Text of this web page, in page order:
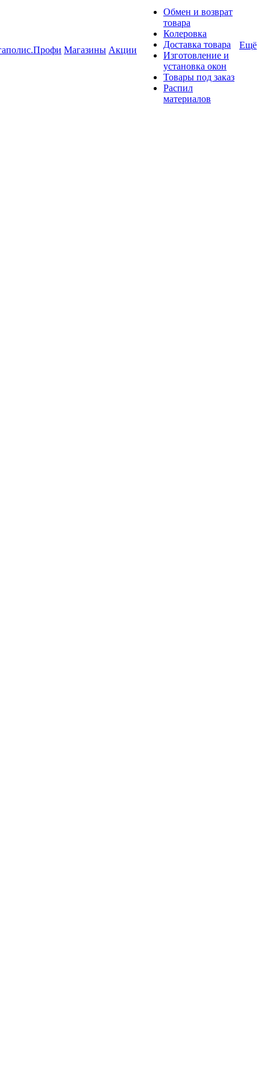
Магазины Акции
Обмен и возврат
товара
Колеровка
Доставка товара
Изготовление и
установка окон
Товары под заказ
Распил
материалов
Ещё